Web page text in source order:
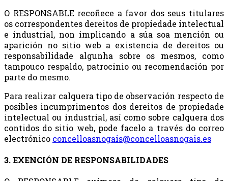
O RESPONSABLE recoñece a favor dos seus titulares
os correspondentes dereitos de propiedade intelectual
e industrial, non implicando a súa soa mención ou
aparición no sitio web a existencia de dereitos ou
responsabilidade algunha sobre os mesmos, como
tampouco respaldo, patrocinio ou recomendación por
parte do mesmo.
Para realizar calquera tipo de observación respecto de
posibles incumprimentos dos dereitos de propiedade
intelectual ou industrial, así como sobre calquera dos
contidos do sitio web, pode facelo a través do correo
electrónico concelloasnogais@concelloasnogais.es
3. EXENCIÓN DE RESPONSABILIDADES